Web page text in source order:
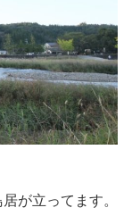
が立ってます。